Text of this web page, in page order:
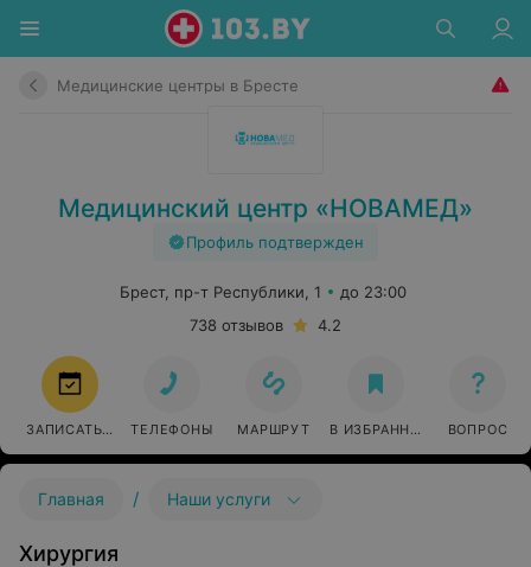
Медицинские центры в Бресте
Медицинский центр «НОВАМЕД»
Профиль подтвержден
Брест, пр-т Республики, 1
до 23:00
738 отзывов
4.2
ЗАПИСАТЬСЯ ТЕЛЕФОНЫ МАРШРУТ В ИЗБРАННОЕ ВОПРОС
Главная / Наши услуги
Хирургия